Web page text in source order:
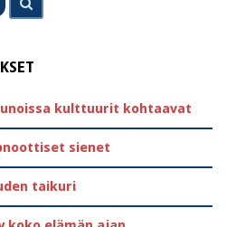
runoissa kulttuurit kohtaavat
sienet
taikuri